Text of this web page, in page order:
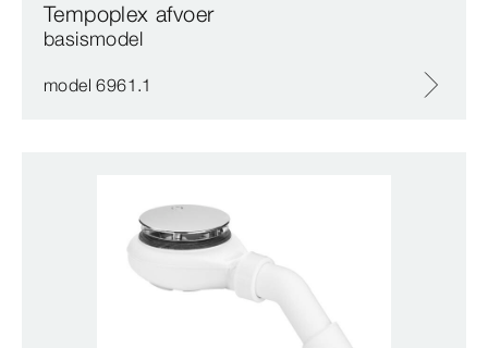
Tempoplex afvoer
basismodel
model 6961.1